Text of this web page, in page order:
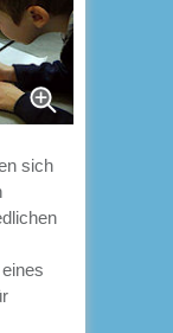
sich